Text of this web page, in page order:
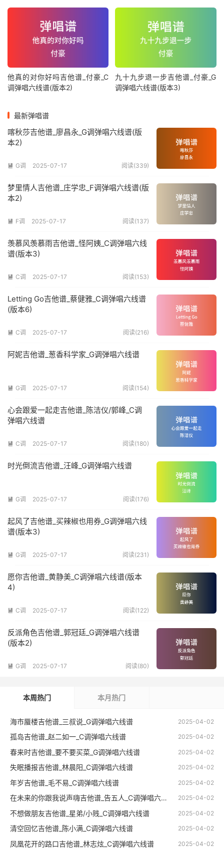
他真的对你好吗吉他谱_付豪_C
调弹唱六线谱(版本2)
九十九步退一步吉他谱_付豪_G
调弹唱六线谱(版本3)
最新弹唱谱
喀秋莎吉他谱_廖昌永_G调弹唱六线谱(版
本2)
 G调 2025-07-17 阅读(339)
梦里情人吉他谱_庄学忠_F调弹唱六线谱(版
本2)
 F调 2025-07-17 阅读(137)
羡慕风羡慕雨吉他谱_怪阿姨_C调弹唱六线
谱(版本3)
 C调 2025-07-17 阅读(153)
Letting Go吉他谱_蔡健雅_C调弹唱六线谱
(版本6)
 C调 2025-07-17 阅读(216)
阿妮吉他谱_葱香科学家_G调弹唱六线谱
 G调 2025-07-17 阅读(154)
心会跟爱一起走吉他谱_陈洁仪/郭峰_C调
弹唱六线谱
 C调 2025-07-17 阅读(180)
时光倒流吉他谱_汪峰_G调弹唱六线谱
 G调 2025-07-17 阅读(176)
起风了吉他谱_买辣椒也用券_G调弹唱六线
谱(版本3)
 G调 2025-07-17 阅读(231)
愿你吉他谱_黄静美_C调弹唱六线谱(版本
4)
 C调 2025-07-17 阅读(122)
反派角色吉他谱_郭冠廷_G调弹唱六线谱
(版本2)
 G调 2025-07-17 阅读(80)
本周热门 本月热门
2025-04-02
海市蜃楼吉他谱_三叔说_G调弹唱六线谱
2025-04-02
孤岛吉他谱_赵二如一_C调弹唱六线谱
2025-04-02
春来时吉他谱_要不要买菜_G调弹唱六线谱
2025-04-02
失眠播报吉他谱_林晨阳_C调弹唱六线谱
2025-04-02
年岁吉他谱_毛不易_C调弹唱六线谱
2025-04-02
在未来的你跟我说声嗨吉他谱_告五人_C调弹唱六线谱
2025-04-02
不想做朋友吉他谱_星弟/小贱_C调弹唱六线谱
2025-04-02
清空回忆吉他谱_陈小满_C调弹唱六线谱
2025-04-02
凤凰花开的路口吉他谱_林志炫_C调弹唱六线谱